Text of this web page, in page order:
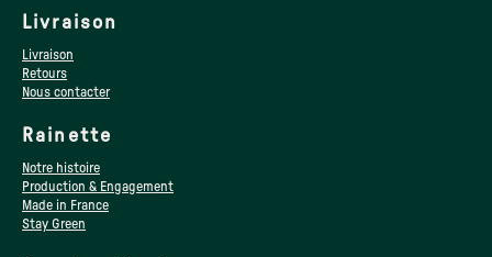
Livraison
Livraison
Retours
Nous contacter
Rainette
Notre histoire
Production & Engagement
Made in France
Stay Green